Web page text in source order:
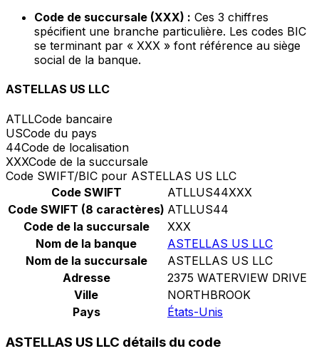
Code de succursale (XXX) : Ces 3 chiffres
spécifient une branche particulière. Les codes BIC
se terminant par « XXX » font référence au siège
social de la banque.
ASTELLAS US LLC
ATLLCode bancaire
USCode du pays
44Code de localisation
XXXCode de la succursale
Code SWIFT/BIC pour ASTELLAS US LLC
Code SWIFT
ATLLUS44XXX
Code SWIFT (8 caractères) ATLLUS44
Code de la succursale
XXX
Nom de la banque
ASTELLAS US LLC
Nom de la succursale
ASTELLAS US LLC
Adresse
2375 WATERVIEW DRIVE
Ville
NORTHBROOK
Pays
États-Unis
ASTELLAS US LLC détails du code